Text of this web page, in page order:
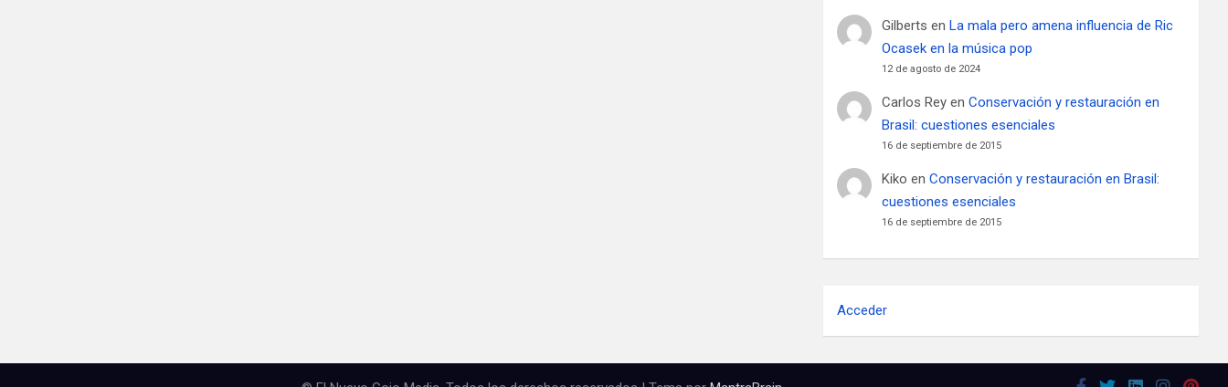
Gilberts en La mala pero amena influencia de Ric
Ocasek en la música pop
12 de agosto de 2024
Carlos Rey enConservación y restauración en
Brasil: cuestiones esenciales
16 de septiembre de 2015
Kiko enConservación y restauración en Brasil:
cuestiones esenciales
16 de septiembre de 2015
Acceder